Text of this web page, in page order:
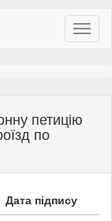
петицію
по
Дата підпису